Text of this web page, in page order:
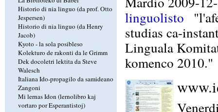
Historio di nia linguo (da prof. Otto
Jespersen)
Historio di nia linguo (da Henry
Jacob)
Kyoto - la sola posibleso
Kolekturo de rakonti da le Grimm
Dek docoletri lektita da Steve
Walesch
Italiana Ido-propagilo da samideano
Zangoni
Mi lernas Idon (lernolibro kaj
vortaro por Esperantistoj)
linguolisto
studias ca-
Linguala
komenco 2010."